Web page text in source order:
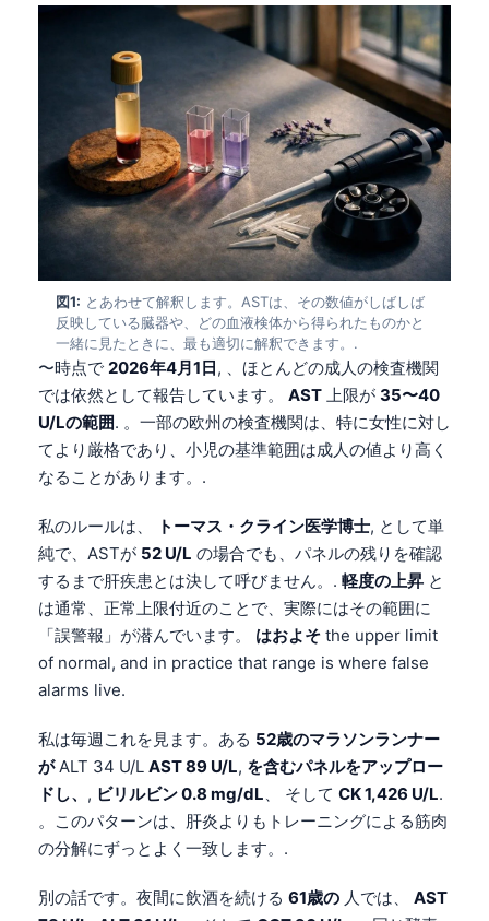
図1: とあわせて解釈します。ASTは、その数値がしばしば
反映している臓器や、どの血液検体から得られたものかと
一緒に見たときに、最も適切に解釈できます。.
〜時点で 2026年4月1日 , 、ほとんどの成人の検査機関
では依然として報告しています。 AST 上限が 35〜40
U/Lの範囲. 。一部の欧州の検査機関は、特に女性に対し
てより厳格であり、小児の基準範囲は成人の値より高く
なることがあります。.
私のルールは、 トーマス・クライン医学博士, として単
純で、ASTが 52 U/L の場合でも、パネルの残りを確認
するまで肝疾患とは決して呼びません。. 軽度の上昇 と
は通常、正常上限付近のことで、実際にはその範囲に
「誤警報」が潜んでいます。 はおよそ the upper limit
of normal, and in practice that range is where false
alarms live.
私は毎週これを見ます。ある 52歳のマラソンランナー
がALT 34 U/L AST 89 U/L, を含むパネルをアップロー
ドし、 , ビリルビン 0.8 mg/dL、 そして CK 1,426 U/L.
。このパターンは、肝炎よりもトレーニングによる筋肉
の分解にずっとよく一致します。.
別の話です。夜間に飲酒を続ける 61歳の 人では、 AST